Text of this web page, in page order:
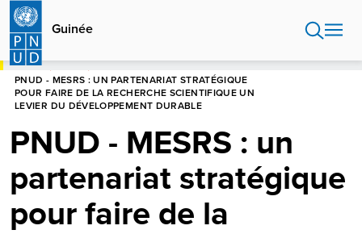
Aller
contenu
principal
Guinée
HOME
PNUD - MESRS : UN PARTENARIAT STRATÉGIQUE
POUR FAIRE DE LA RECHERCHE SCIENTIFIQUE UN
LEVIER DU DÉVELOPPEMENT DURABLE
PNUD - MESRS : un
partenariat stratégique
pour faire de la